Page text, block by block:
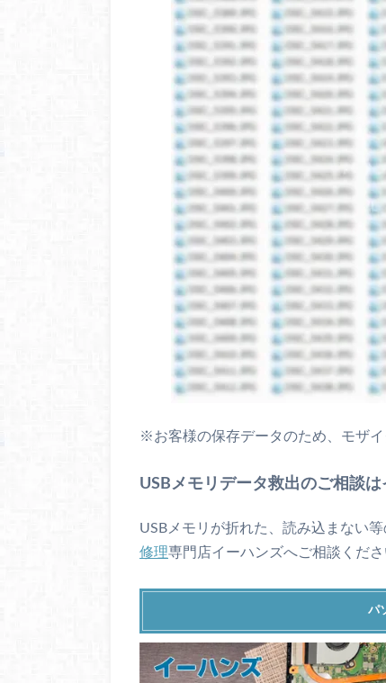
※お客様の保存データのため、モザイ
USBメモリデータ救出のご相談
USBメモリが折れた、読み込まない
修理専門店イーハンズへご相談くださ
パ